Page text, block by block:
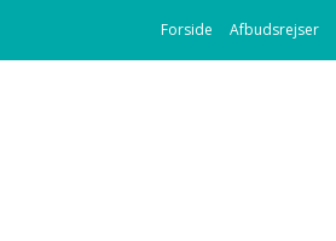
Forside Afbudsrejser